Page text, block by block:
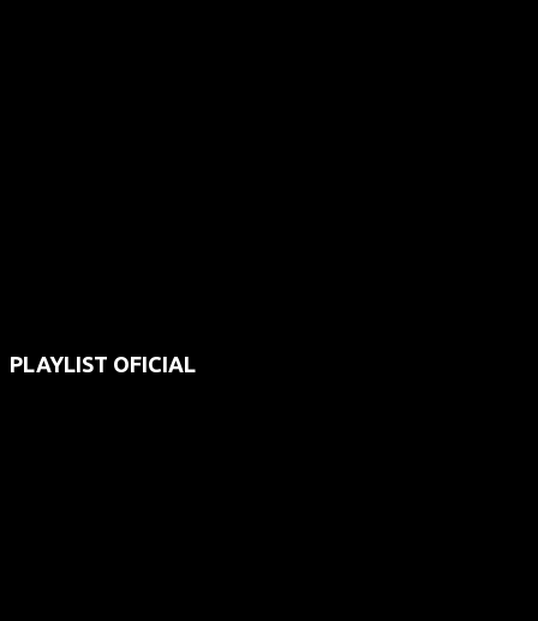
PLAYLIST OFICIAL